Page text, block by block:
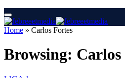
Home » Carlos Fortes
Browsing: Carlos